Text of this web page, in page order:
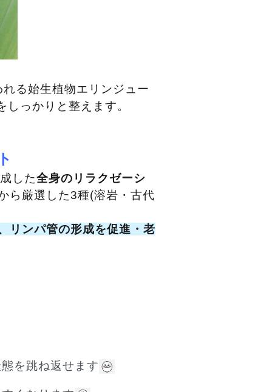
る始生植物エリンジュー
っかりと整えます。
した全身のリラクゼーシ
ら厳選した3種(溶岩・古代
リンパ管の形成を促進・老
を跳ね返せます